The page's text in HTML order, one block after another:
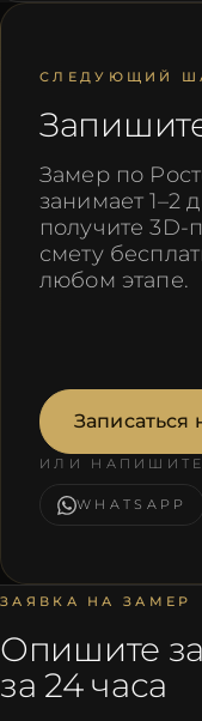
СЛЕДУЮЩИЙ
Замер по
занимает 1–2
получите
смету
любом этапе.
Записаться
ИЛИ
WHATSAPP
ЗАЯВКА НА ЗАМЕР
Опишите
за 24 часа